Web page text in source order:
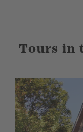
Tours in